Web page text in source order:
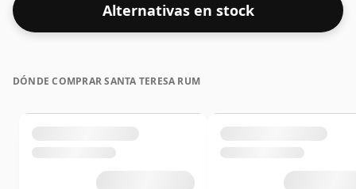
Alternativas en stock
DÓNDE COMPRAR SANTA TERESA RUM